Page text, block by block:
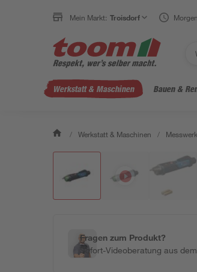
Mein Markt: Troisdorf
Werkstatt & Maschinen Bauen &
/ Werkstatt & Maschinen /
Fragen zum Produkt?
Sofort-Videoberatung aus